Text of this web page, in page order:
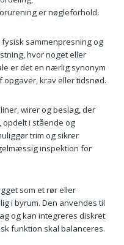
er nøgleforhold.
sammenpresning og
hvor noget eller
er det en nærlig synonym
opgaver, krav eller tidsnød.
wirer og beslag, der
i stående og
trim og sikrer
inspektion for
som et rør eller
i byrum. Den anvendes til
og kan integreres diskret
funktion skal balanceres.